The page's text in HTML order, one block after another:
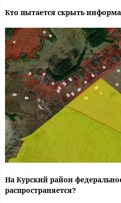
Кто пытается скрыть
На Курский район
распространяется?